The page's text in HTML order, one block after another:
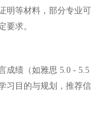
明等材料，部分专业可
要求。
成绩（如雅思 5.0 - 5.5
习目的与规划，推荐信